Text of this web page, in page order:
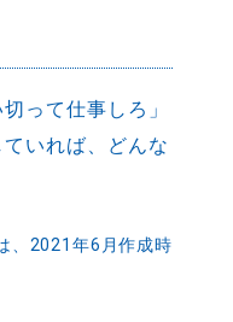
って仕事しろ」
いれば、どんな
、2021年6月作成時